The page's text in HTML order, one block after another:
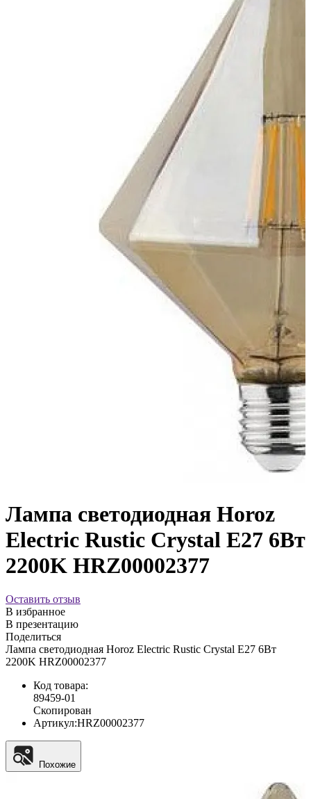
Лампа светодиодная Horoz
Electric Rustic Crystal E27 6Вт
2200K HRZ00002377
Оставить отзыв
В избранное
В презентацию
Поделиться
Лампа светодиодная Horoz Electric Rustic Crystal E27 6Вт
2200K HRZ00002377
Код товара:
89459-01
Скопирован
Артикул:HRZ00002377
Похожие